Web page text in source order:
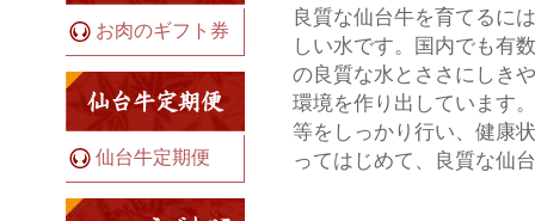
お肉のギフト券
仙台牛定期便
良質な仙台牛を育てるに
しい水です。国内でも有
の良質な水とささにしき
環境を作り出しています
等をしっかり行い、健康
ってはじめて、良質な仙